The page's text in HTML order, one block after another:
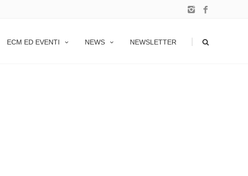
ECM ED EVENTI NEWS NEWSLETTER